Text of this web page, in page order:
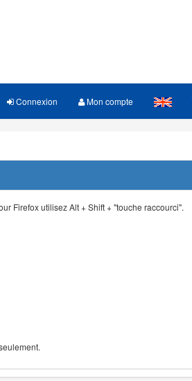
Connexion Mon compte
Firefox utilisez Alt + Shift + "touche raccourci".